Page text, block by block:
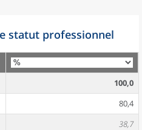
statut professionnel
100,0
80,4
38,7